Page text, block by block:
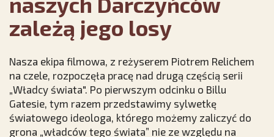
zależą jego losy
Nasza ekipa filmowa, z reżyserem Piotrem Relichem
na czele, rozpoczęła pracę nad drugą częścią serii
„Władcy świata". Po pierwszym odcinku o Billu
Gatesie, tym razem przedstawimy sylwetkę
światowego ideologa, którego możemy zaliczyć do
grona „władców tego świata” nie ze względu na